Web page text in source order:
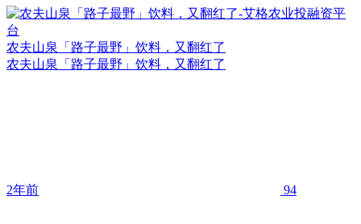
农夫山泉「路子最野」饮料，又翻红了
农夫山泉「路子最野」饮料，又翻红了
2年前 94